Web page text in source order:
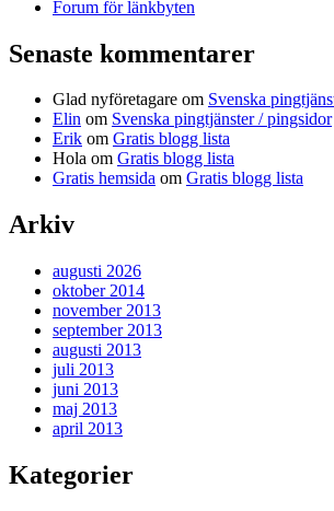
Forum för länkbyten
Senaste kommentarer
Glad nyföretagare om Svenska
Elin om Svenska pingtjänster / pingsidor
Erik om Gratis blogg lista
Hola om Gratis blogg lista
Gratis hemsida om Gratis blogg lista
Arkiv
augusti 2026
oktober 2014
november 2013
september 2013
augusti 2013
juli 2013
juni 2013
maj 2013
april 2013
Kategorier